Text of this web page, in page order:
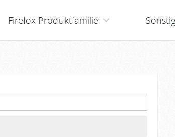
Firefox Produktfamilie